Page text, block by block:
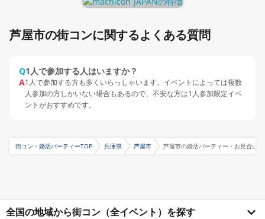
芦屋市の街コンに関するよくある質問
Q1人で参加する人はいますか？
A1人で参加する方も多くいらっしゃいます。イベントによっては複数
人参加の方しかいない場合もあるので、不安な方は1人参加限定イベ
ントがおすすめです。
街コン・婚活パーティーTOP 兵庫県 芦屋市 芦屋市の婚活パーティー・お見合い
全国の地域から街コン（全イベント）を探す